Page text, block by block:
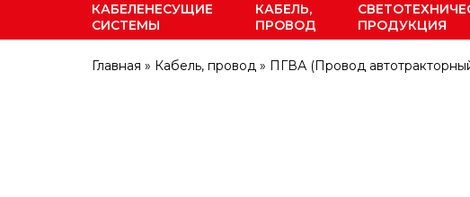
КАБЕЛЕНЕСУЩИЕ
СИСТЕМЫ
КАБЕЛЬ,
ПРОВОД
ПРОДУКЦИЯ
Главная » Кабель, провод » ПГВА (Провод